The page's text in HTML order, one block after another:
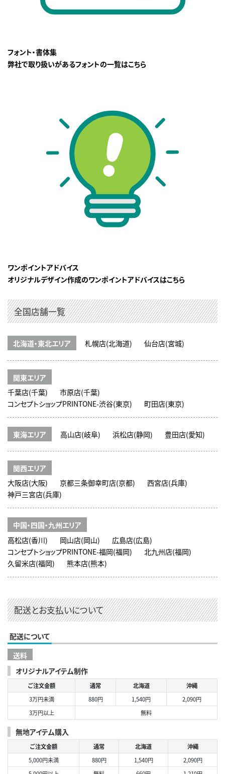
フォント・書体集
弊社で取り扱いがあるフォントの一覧はこちら
ワンポイントアドバイス
オリジナルデザイン作成のワンポイントアドバイスはこちら
全国店舗一覧
北海道・東北エリア 札幌店(北海道) 仙台店(宮城)
関東エリア
千葉店(千葉)
市原店(千葉)
コンセプトショップPRINTONE-渋谷(東京)
町田店(東京)
東海エリア 高山店(岐阜) 浜松店(静岡) 豊田店(愛知)
関西エリア
大阪店(大阪)
京都三条御幸町店(京都)
西宮店(兵庫)
神戸三宮店(兵庫)
中国・四国・九州エリア
高松店(香川)
岡山店(岡山)
広島店(広島)
コンセプトショップPRINTONE-福岡(福岡)
北九州店(福岡)
久留米店(福岡)
熊本店(熊本)
配送とお支払いについて
配送について
送料
オリジナルアイテム制作
ご注文金額 通常 北海道
沖縄
3万円未満
880円 1,540円
2,090円
3万円以上
無料
無地アイテム購入
ご注文金額 通常 北海道
沖縄
5,000円未満
880円 1,540円
2,090円